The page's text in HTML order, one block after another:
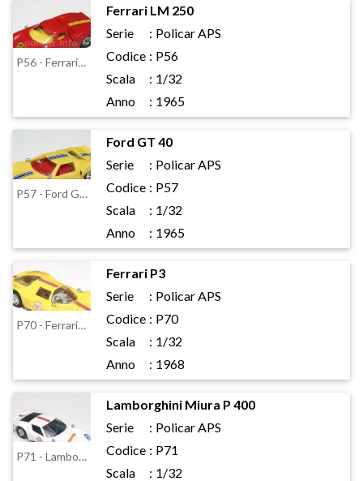
P56 - Ferrari LM 250
Ferrari LM 250
Serie
: Policar APS
Codice : P56
Scala
: 1/32
Anno
: 1965
P57 - Ford GT 40
Ford GT 40
Serie
: Policar APS
Codice : P57
Scala
: 1/32
Anno
: 1965
P70 - Ferrari P3
Ferrari P3
Serie
: Policar APS
Codice : P70
Scala
: 1/32
Anno
: 1968
P71 - Lamborghini Miura P 400
Lamborghini Miura P 400
Serie
: Policar APS
Codice : P71
Scala
: 1/32